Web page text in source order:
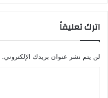
اترك تعليقاً
لن يتم نشر عنوان بريدك الإلكتروني.